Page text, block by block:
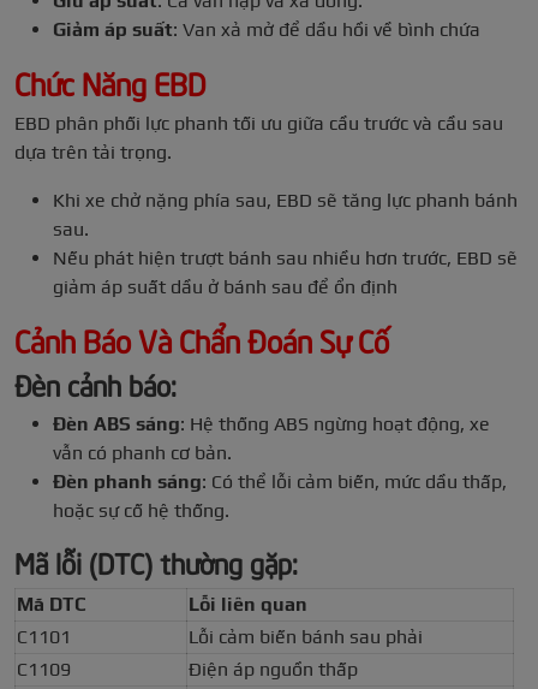
Giảm áp suất: Van xả mở để dầu hồi về bình chứa
Chức Năng EBD
EBD phân phối lực phanh tối ưu giữa cầu trước và cầu sau
dựa trên tải trọng.
Khi xe chở nặng phía sau, EBD sẽ tăng lực phanh bánh
sau.
Nếu phát hiện trượt bánh sau nhiều hơn trước, EBD sẽ
giảm áp suất dầu ở bánh sau để ổn định
Cảnh Báo Và Chẩn Đoán Sự Cố
Đèn cảnh báo:
Đèn ABS sáng: Hệ thống ABS ngừng hoạt động, xe
vẫn có phanh cơ bản.
Đèn phanh sáng: Có thể lỗi cảm biến, mức dầu thấp,
hoặc sự cố hệ thống.
Mã lỗi (DTC) thường gặp:
Mã DTC
Lỗi liên quan
C1101
Lỗi cảm biến bánh sau phải
C1109
Điện áp nguồn thấp